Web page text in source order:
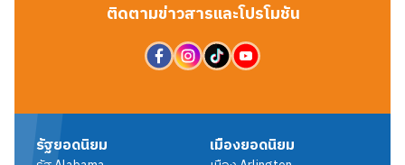
ติดตามข่าวสารและโปรโมชัน
รัฐยอดนิยม เมืองยอดนิยม